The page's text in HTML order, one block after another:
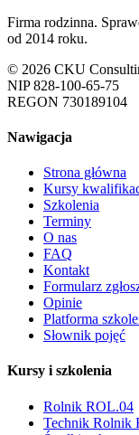
Firma rodzinna.
od 2014 roku.
© 2026 CKU
NIP 828-100-65-75
REGON 730189104
Nawigacja
Strona główna
Kursy
Szkolenia
Terminy
O nas
FAQ
Kontakt
Formularz
Opinie
Platforma
Słownik pojęć
Kursy i szkolenia
Rolnik ROL.04
Technik Rolnik